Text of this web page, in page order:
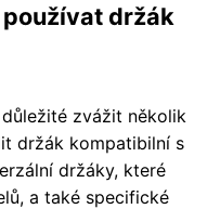
držák
zvážit několik
držák kompatibilní s
držáky, které
a také specifické